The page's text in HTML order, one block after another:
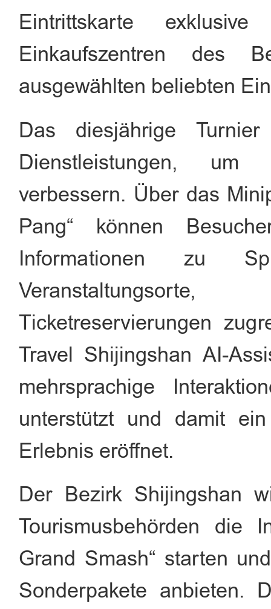
Eintrittskarte
Einkaufszentren des
ausgewählten beliebten
Das diesjährige
Dienstleistungen, um
verbessern. Über das
Pang“ können
Informationen zu
Ticketreservierungen
Travel Shijingshan AI-
mehrsprachige
unterstützt und damit
Erlebnis eröffnet.
Der Bezirk Shijingshan
Tourismusbehörden die
Grand Smash“ starten
Sonderpakete anbieten.